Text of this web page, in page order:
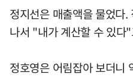
정지선은 매출액을 물었다
나서 "내가 계산할 수 있다
정호영은 어림잡아 보더니